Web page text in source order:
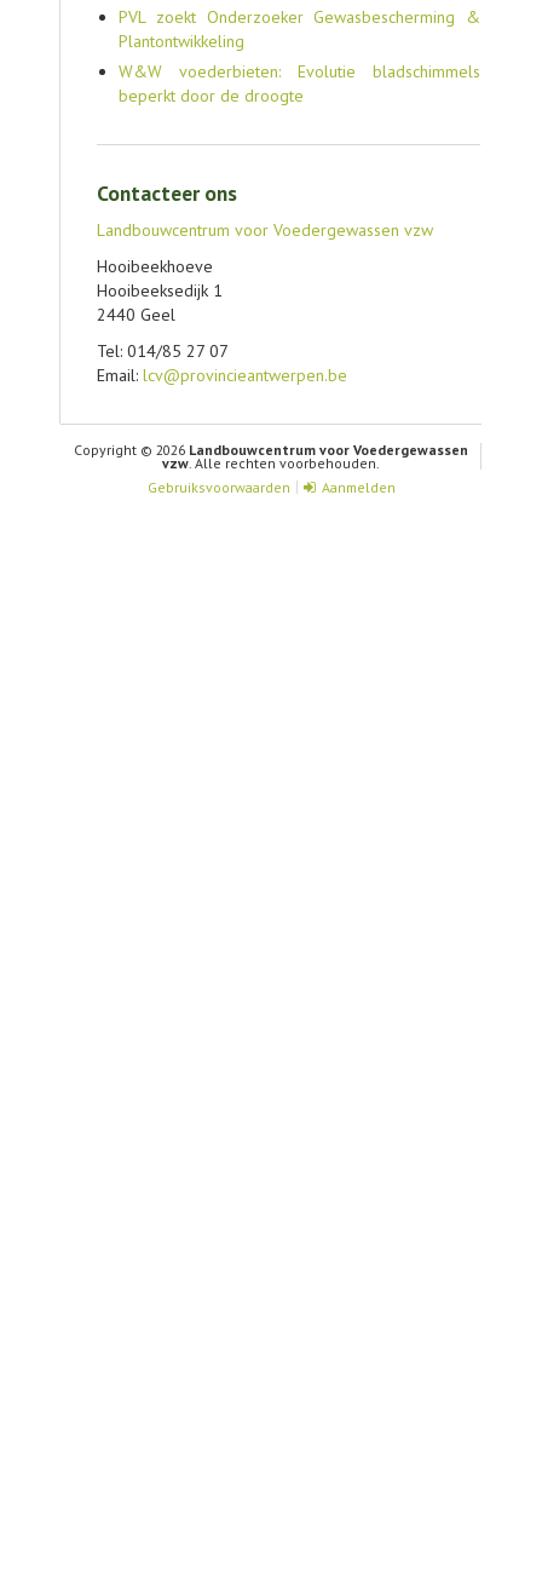
PVL zoekt Onderzoeker Gewasbescherming &
Plantontwikkeling
W&W voederbieten: Evolutie bladschimmels
beperkt door de droogte
Contacteer ons
Landbouwcentrum voor Voedergewassen vzw
Hooibeekhoeve
Hooibeeksedijk 1
2440 Geel
Tel: 014/85 27 07
Email: lcv@provincieantwerpen.be
Copyright © 2026 Landbouwcentrum voor Voedergewassen
vzw. Alle rechten voorbehouden.
Gebruiksvoorwaarden
Aanmelden